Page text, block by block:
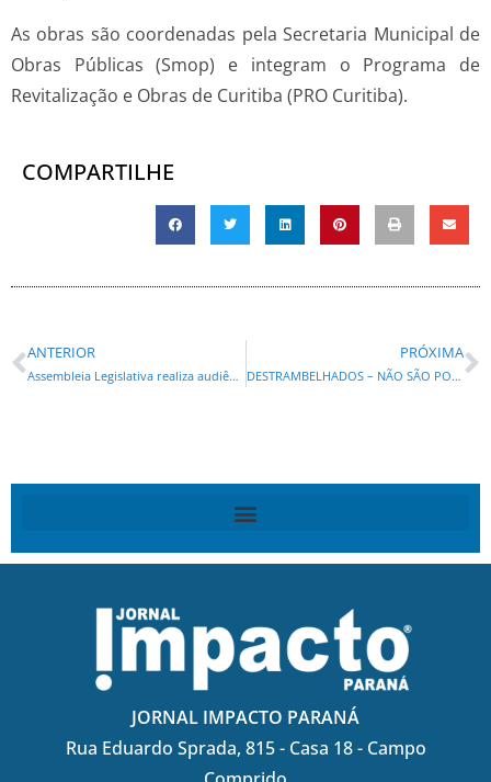
As obras são coordenadas pela Secretaria Municipal de
Obras Públicas (Smop) e integram o Programa de
Revitalização e Obras de Curitiba (PRO Curitiba).
COMPARTILHE
ANTERIOR
Assembleia Legislativa realiza audiência pública para debater impactos da deriva de agrotóxicos no Paraná
PRÓXIMA
DESTRAMBELHADOS – NÃO SÃO POUCOS”! coluna de OCTÁVIO BUCHI
JORNAL IMPACTO PARANÁ
Rua Eduardo Sprada, 815 - Casa 18 - Campo